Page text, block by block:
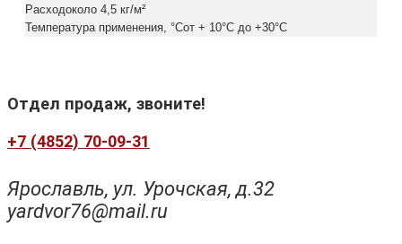
Расходоколо 4,5 кг/м²
Температура применения, °Сот + 10°С до +30°С
Отдел продаж, звоните!
+7 (4852) 70-09-31
Ярославль, ул. Урочская, д.32
yardvor76@mail.ru